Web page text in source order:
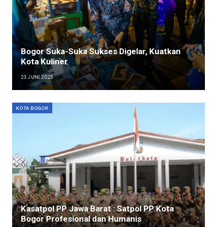
Bogor Suka-Suka Sukses Digelar, Kuatkan
Kota Kuliner
23 JUNI 2025
KOTA BOGOR
Kasatpol PP Jawa Barat : Satpol PP Kota
Bogor Profesional dan Humanis